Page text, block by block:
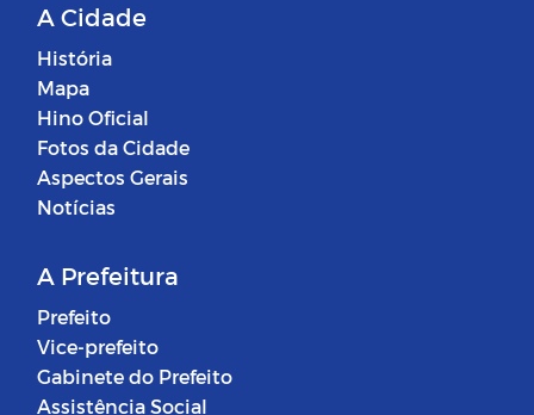
A Cidade
História
Mapa
Hino Oficial
Fotos da Cidade
Aspectos Gerais
Notícias
A Prefeitura
Prefeito
Vice-prefeito
Gabinete do Prefeito
Assistência Social